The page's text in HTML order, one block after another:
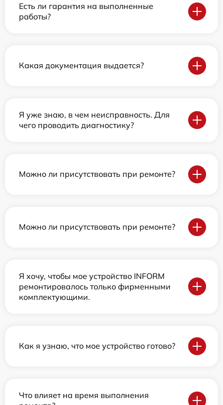
Есть ли гарантия на выполненные
работы?
Какая документация выдается?
Я уже знаю, в чем неисправность. Для
чего проводить диагностику?
Можно ли присутствовать при ремонте?
Можно ли присутствовать при ремонте?
Я хочу, чтобы мое устройство INFORM
ремонтировалось только фирменными
комплектующими.
Как я узнаю, что мое устройство готово?
Что влияет на время выполнения